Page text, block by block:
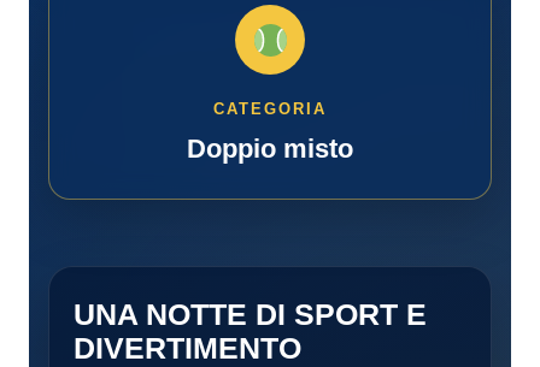
CATEGORIA
Doppio misto
UNA NOTTE DI SPORT E
DIVERTIMENTO